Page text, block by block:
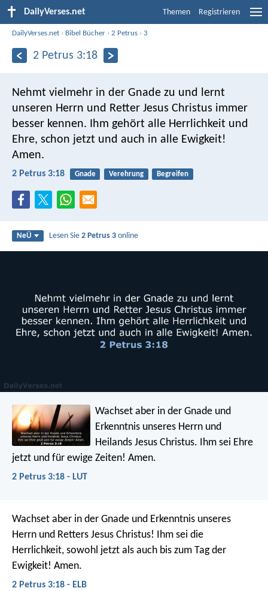
DailyVerses.net Themen Registrieren
DailyVerses.net › Bibel Bücher ›2 Petrus ›3
2 Petrus 3:18
Nehmt vielmehr in der Gnade zu und lernt
unseren Herrn und Retter Jesus Christus immer
besser kennen. Ihm gehört alle Herrlichkeit und
Ehre, schon jetzt und auch in alle Ewigkeit!
Amen.
2 Petrus 3:18 Gnade Verehrung Begreifen
NeÜ Lesen Sie2 Petrus 3 online
Wachset aber in der Gnade und
Erkenntnis unseres Herrn und
Heilands Jesus Christus. Ihm sei Ehre
jetzt und für ewige Zeiten! Amen.
2 Petrus 3:18 - LUT
Wachset aber in der Gnade und Erkenntnis unseres
Herrn und Retters Jesus Christus! Ihm sei die
Herrlichkeit, sowohl jetzt als auch bis zum Tag der
Ewigkeit! Amen.
2 Petrus 3:18 - ELB